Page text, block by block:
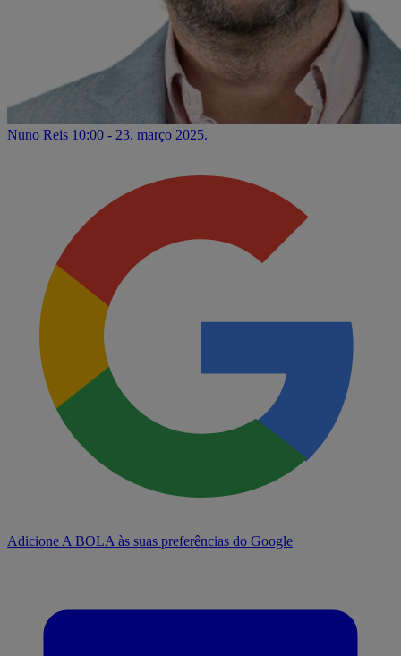
Nuno Reis 10:00 - 23. março 2025.
Adicione A BOLA às suas preferências do Google